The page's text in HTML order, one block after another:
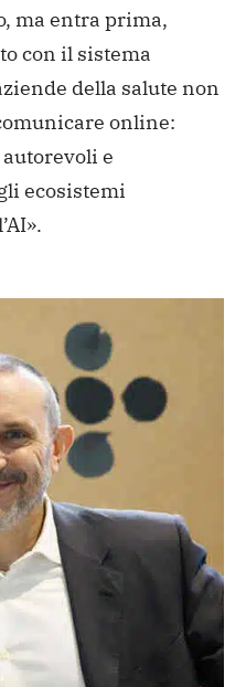
ma entra prima,
con il sistema
della salute non
online:
e
ecosistemi